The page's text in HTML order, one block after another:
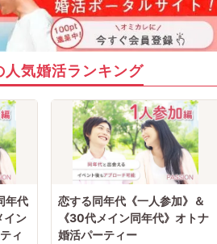
人気婚活ランキング
年代
イン
ィ
恋する同年代《一人参加》＆
《30代メイン同年代》オトナ
婚活パーティー